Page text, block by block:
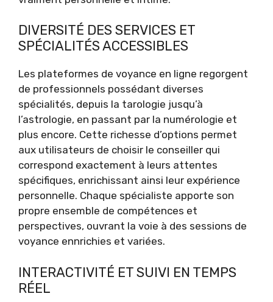
DIVERSITÉ DES SERVICES ET
SPÉCIALITÉS ACCESSIBLES
Les plateformes de voyance en ligne regorgent
de professionnels possédant diverses
spécialités, depuis la tarologie jusqu’à
l’astrologie, en passant par la numérologie et
plus encore. Cette richesse d’options permet
aux utilisateurs de choisir le conseiller qui
correspond exactement à leurs attentes
spécifiques, enrichissant ainsi leur expérience
personnelle. Chaque spécialiste apporte son
propre ensemble de compétences et
perspectives, ouvrant la voie à des sessions de
voyance ennrichies et variées.
INTERACTIVITÉ ET SUIVI EN TEMPS
RÉEL